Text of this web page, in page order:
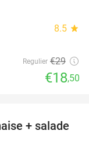
8.5 star
Regulier €29
€18,50
36%
+ salade